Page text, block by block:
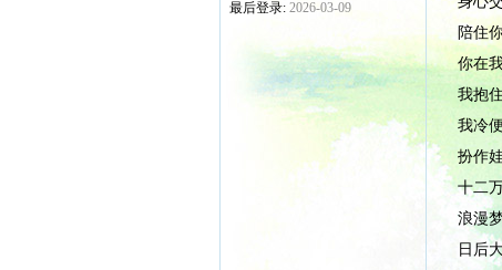
最后登录: 2026-03-09
陪住
你在
我抱
我冷
扮作
十二
浪漫
日后